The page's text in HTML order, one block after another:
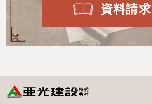
資料請求